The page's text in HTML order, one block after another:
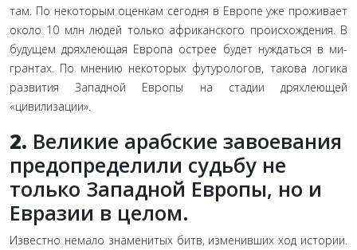
там. По некоторым оценкам сегодня в Европе уже проживает
около 10 млн людей только африканского происхождения. В
будущем дряхлеющая Европа острее будет нуждаться в ми­
грантах. По мнению некоторых футурологов, такова логика
разви­тия Западной Европы на стадии дряхлеющей
«цивилизации».
2. Великие арабские завоевания
предопределили судьбу не
только Западной Европы, но и
Евразии в целом.
Известно немало знаменитых битв, изменивших ход истории.